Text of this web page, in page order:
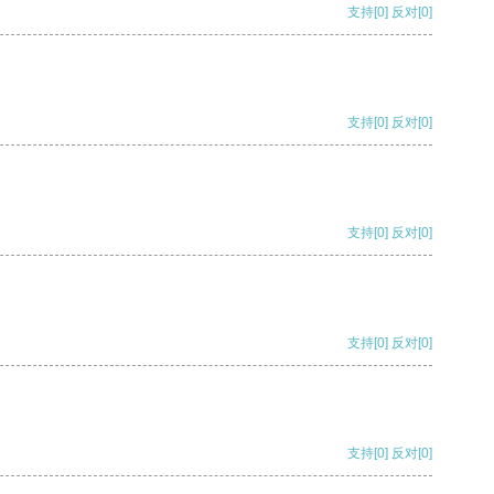
支持[0] 反对[0]
支持[0] 反对[0]
支持[0] 反对[0]
支持[0] 反对[0]
支持[0] 反对[0]